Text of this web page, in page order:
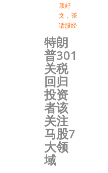
顶好
文 ， 茶
话股经
特朗
普301
关税
回归
投资
者该
关注
马股7
大领
域